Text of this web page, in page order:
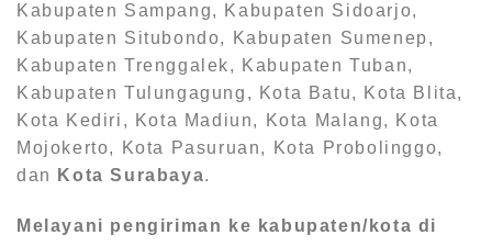
Kabupaten Sampang, Kabupaten Sidoarjo,
Kabupaten Situbondo, Kabupaten Sumenep,
Kabupaten Trenggalek, Kabupaten Tuban,
Kabupaten Tulungagung, Kota Batu, Kota Blita,
Kota Kediri, Kota Madiun, Kota Malang, Kota
Mojokerto, Kota Pasuruan, Kota Probolinggo,
dan
Kota Surabaya.
Melayani pengiriman ke kabupaten/kota di